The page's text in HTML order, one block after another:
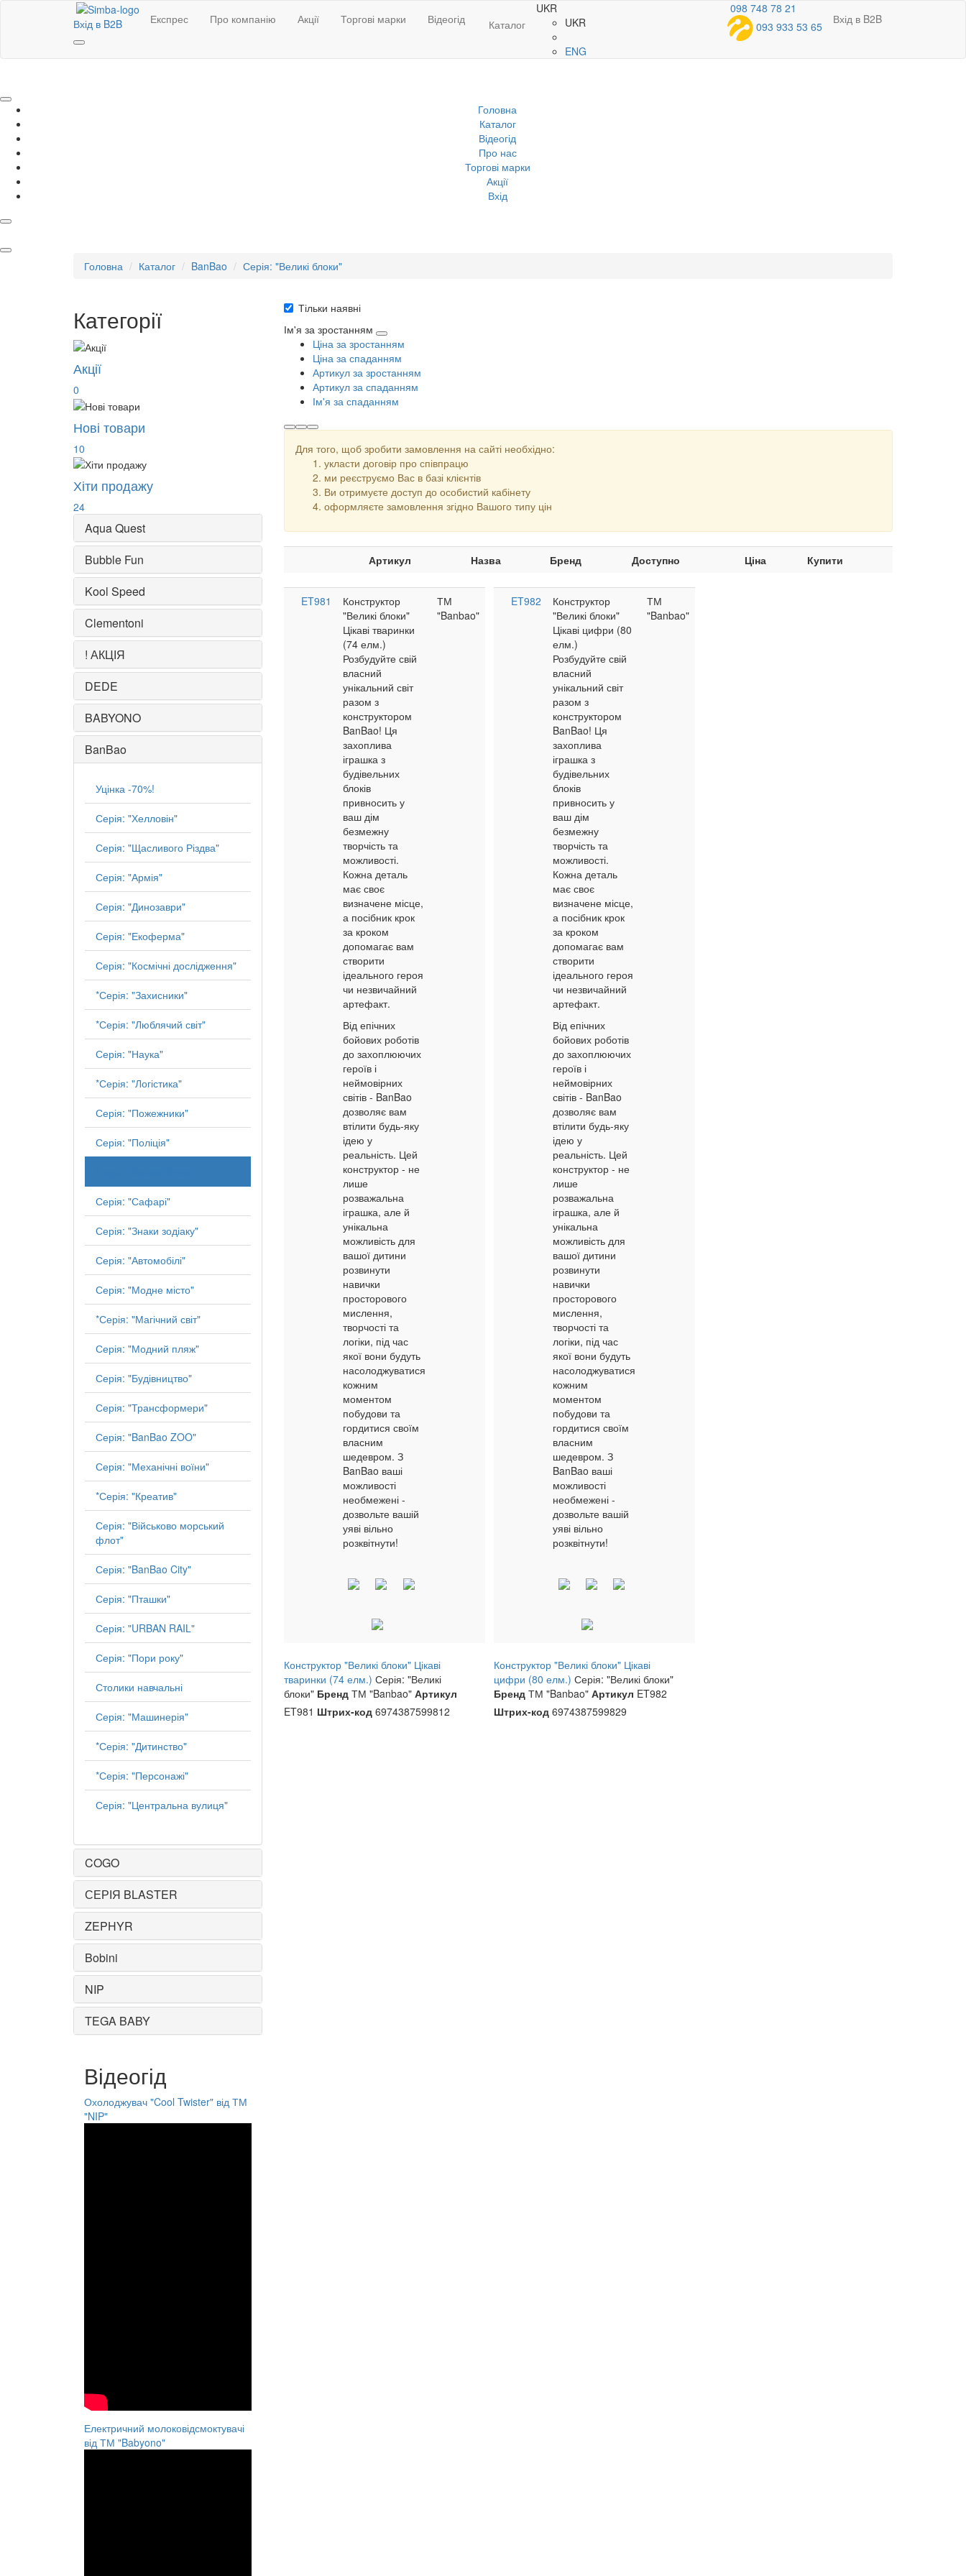
Вхід в B2B Експрес Про компанію Акції Торгові марки Відеогід Каталог
UKR
UKR
ENG
Вхід в B2B
098 748 78 21
093 933 53 65
Головна
Каталог
Відеогід
Про нас
Торгові марки
Акції
Вхід
Головна Каталог BanBao Серія: "Великі блоки"
Категорії
Акції
0
Нові товари
10
Хіти продажу
24
Aqua Quest
Bubble Fun
Kool Speed
Clementoni
! АКЦІЯ
DEDE
BABYONO
BanBao
Уцінка -70%!
Серія: "Хелловін"
Серія: "Щасливого Різдва"
Серія: "Армія"
Серія: "Динозаври"
Серія: "Екоферма"
Серія: "Космічні дослідження"
*Серія: "Захисники"
*Серія: "Люблячий світ"
Серія: "Наука"
*Серія: "Логістика"
Серія: "Пожежники"
Серія: "Поліція"
Серія: "Сафарі"
Серія: "Знаки зодіаку"
Серія: "Автомобілі"
Серія: "Модне місто"
*Серія: "Магічний світ"
Серія: "Модний пляж"
Серія: "Будівництво"
Серія: "Трансформери"
Серія: "BanBao ZOO"
Серія: "Механічні воїни"
*Серія: "Креатив"
Серія: "Військово морський
флот"
Серія: "BanBao City"
Серія: "Пташки"
Серія: "URBAN RAIL"
Серія: "Пори року"
Столики навчальні
Серія: "Машинерія"
*Серія: "Дитинство"
*Серія: "Персонажі"
Серія: "Центральна вулиця"
COGO
СЕРІЯ BLASTER
ZEPHYR
Bobini
NIP
TEGA BABY
Відеогід
Охолоджувач "Cool Twister" від ТМ
"NIP"
Електричний молоковідсмоктувачі
від ТМ "Babyono"
Тільки наявні
Ім'я за зростанням
Ціна за зростанням
Ціна за спаданням
Артикул за зростанням
Артикул за спаданням
Ім'я за спаданням
Для того, щоб зробити замовлення на сайті необхідно:
укласти договір про співпрацю
ми реєструємо Вас в базі клієнтів
Ви отримуєте доступ до особистий кабінету
оформляєте замовлення згідно Вашого типу цін
Артикул Назва Бренд Доступно Ціна Купити
ET981
Конструктор
"Великі блоки"
Цікаві тваринки
(74 елм.)
Розбудуйте свій
власний
унікальний світ
разом з
конструктором
BanBao! Ця
захоплива
іграшка з
будівельних
блоків
привносить у
ваш дім
безмежну
творчість та
можливості.
Кожна деталь
має своє
визначене місце,
а посібник крок
за кроком
допомагає вам
створити
ідеального героя
чи незвичайний
артефакт.
Від епічних
бойових роботів
до захоплюючих
героїв і
неймовірних
світів - BanBao
дозволяє вам
втілити будь-яку
ідею у
реальність. Цей
конструктор - не
лише
розважальна
іграшка, але й
унікальна
можливість для
вашої дитини
розвинути
навички
просторового
мислення,
творчості та
логіки, під час
якої вони будуть
насолоджуватися
кожним
моментом
побудови та
гордитися своїм
власним
шедевром. З
BanBao ваші
можливості
необмежені -
дозвольте вашій
уяві вільно
розквітнути!
ТМ
"Banbao"
Конструктор "Великі блоки" Цікаві
тваринки (74 елм.) Серія: "Великі
блоки" БрендТМ "Banbao" Артикул
ET981 Штрих-код6974387599812
ET982
Конструктор
"Великі блоки"
Цікаві цифри (80
елм.)
Розбудуйте свій
власний
унікальний світ
разом з
конструктором
BanBao! Ця
захоплива
іграшка з
будівельних
блоків
привносить у
ваш дім
безмежну
творчість та
можливості.
Кожна деталь
має своє
визначене місце,
а посібник крок
за кроком
допомагає вам
створити
ідеального героя
чи незвичайний
артефакт.
Від епічних
бойових роботів
до захоплюючих
героїв і
неймовірних
світів - BanBao
дозволяє вам
втілити будь-яку
ідею у
реальність. Цей
конструктор - не
лише
розважальна
іграшка, але й
унікальна
можливість для
вашої дитини
розвинути
навички
просторового
мислення,
творчості та
логіки, під час
якої вони будуть
насолоджуватися
кожним
моментом
побудови та
гордитися своїм
власним
шедевром. З
BanBao ваші
можливості
необмежені -
дозвольте вашій
уяві вільно
розквітнути!
ТМ
"Banbao"
Конструктор "Великі блоки" Цікаві
цифри (80 елм.) Серія: "Великі блоки"
БрендТМ "Banbao" Артикул ET982
Штрих-код6974387599829